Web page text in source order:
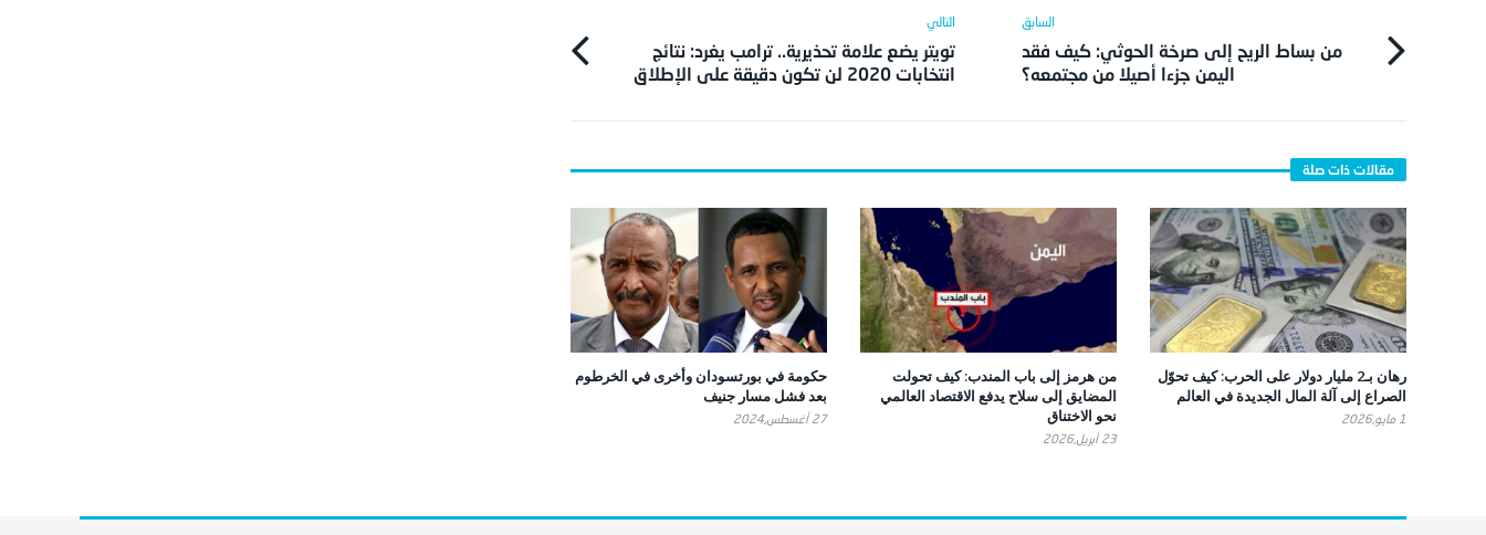
من بساط الريح إلى صرخة الحوثي: كيف فقد
اليمن جزءا أصيلا من مجتمعه؟
تويتر يضع علامة تحذيرية.. ترامب يغرد: نتائج
انتخابات 2020 لن تكون دقيقة على الإطلاق
رهان بـ2 مليار دولار على الحرب: كيف تحوّل
الصراع إلى آلة المال الجديدة في العالم
1 مايو,2026
من هرمز إلى باب المندب: كيف تحولت
المضايق إلى سلاح يدفع الاقتصاد العالمي
نحو الاختناق
23 أبريل,2026
حكومة في بورتسودان وأخرى في الخرطوم
بعد فشل مسار جنيف
27 أغسطس,2024